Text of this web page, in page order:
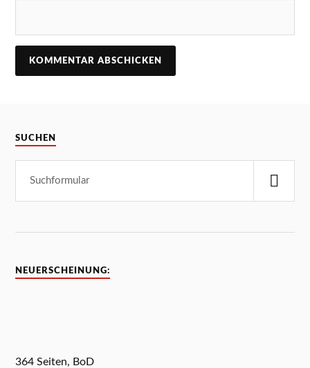
SUCHEN
NEUERSCHEINUNG:
364 Seiten, BoD